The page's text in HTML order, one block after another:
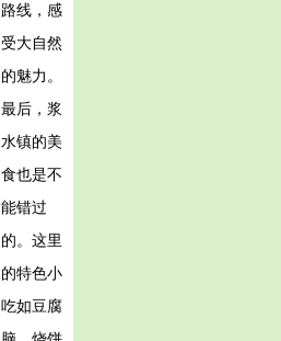
路线，感
受大自然
的魅力。
最后，浆
水镇的美
食也是不
能错过
的。这里
的特色小
吃如豆腐